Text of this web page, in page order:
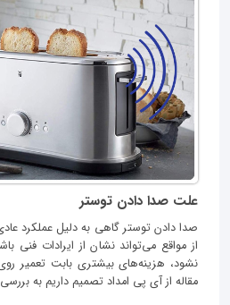
علت صدا دادن توستر
صدا دادن توستر گاهی به دلیل عملکرد
از مواقع می‌تواند نشان از ایرادات فنی
نشود، هزینه‌های بیشتری بابت تعمیر
مقاله از آی‌ پی امداد تصمیم داریم به